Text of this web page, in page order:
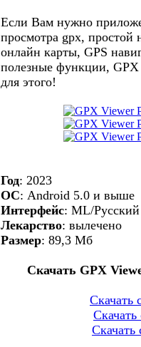
Если Вам нужно
просмотра gpx, простой
онлайн карты, GPS
полезные функции,
для этого!
Год: 2023
OС: Аndroid 5.0 и выше
Интерфейс: ML/Русский
Лекарство: вылечено
Размер: 89,3 Мб
Скачать GPX
Скачать